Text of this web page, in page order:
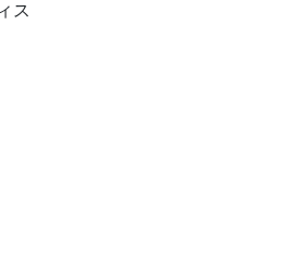
ス